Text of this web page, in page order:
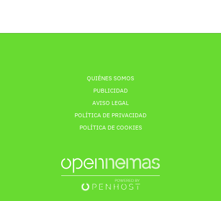
QUIÉNES SOMOS
PUBLICIDAD
AVISO LEGAL
POLÍTICA DE PRIVACIDAD
POLÍTICA DE COOKIES